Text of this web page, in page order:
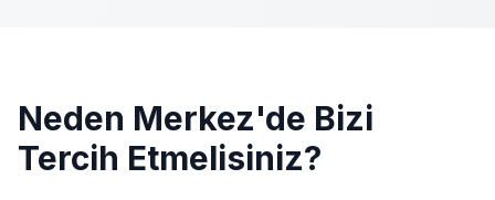
Neden Merkez'de Bizi
Tercih Etmelisiniz?